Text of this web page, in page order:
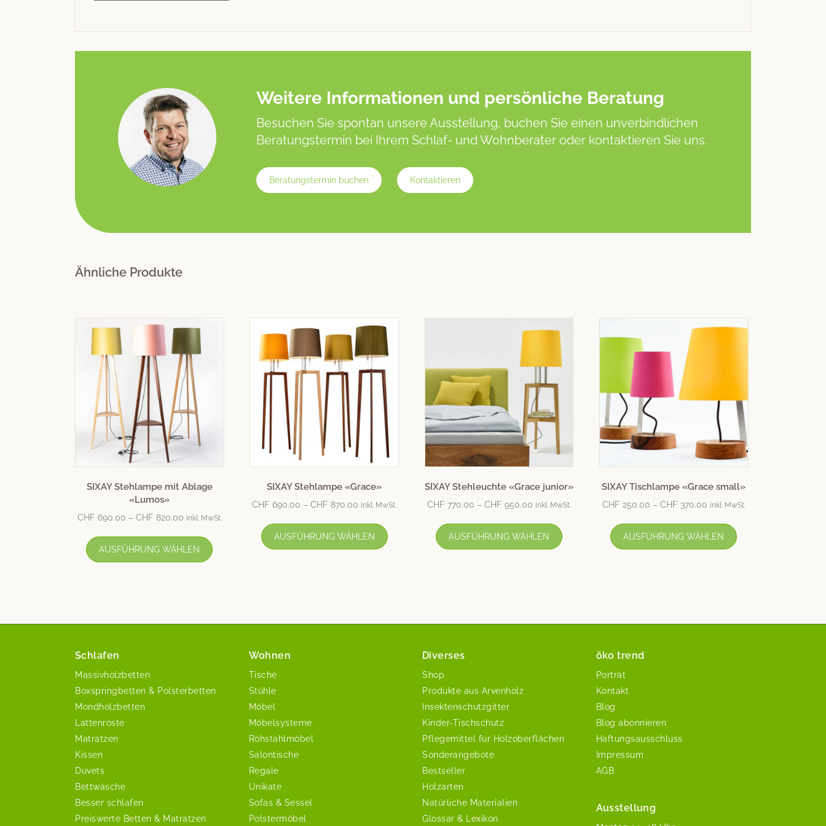
Weitere Informationen und persönliche Beratung
Besuchen Sie spontan unsere Ausstellung, buchen Sie einen unverbindlichen
Beratungstermin bei Ihrem Schlaf- und Wohnberater oder kontaktieren Sie uns.
Beratungstermin buchen Kontaktieren
Ähnliche Produkte
SIXAY Stehlampe mit Ablage
«Lumos»
CHF 690.00 – CHF 820.00 inkl. MwSt.
AUSFÜHRUNG WÄHLEN
SIXAY Stehlampe «Grace»
CHF 690.00 –CHF 870.00 inkl. MwSt.
AUSFÜHRUNG WÄHLEN
SIXAY Stehleuchte «Grace junior»
CHF 770.00 – CHF 950.00 inkl. MwSt.
AUSFÜHRUNG WÄHLEN
SIXAY Tischlampe «Grace small»
CHF 250.00 – CHF 370.00 inkl. MwSt.
AUSFÜHRUNG WÄHLEN
Schlafen
Massivholzbetten
Boxspringbetten & Polsterbetten
Mondholzbetten
Lattenroste
Matratzen
Kissen
Duvets
Bettwäsche
Besser schlafen
Preiswerte Betten & Matratzen
Wohnen
Tische
Stühle
Möbel
Möbelsysteme
Rohstahlmöbel
Salontische
Regale
Unikate
Sofas & Sessel
Polstermöbel
Diverses
Shop
Produkte aus Arvenholz
Insektenschutzgitter
Kinder-Tischschutz
Pflegemittel für Holzoberflächen
Sonderangebote
Bestseller
Holzarten
Natürliche Materialien
Glossar & Lexikon
öko trend
Porträt
Kontakt
Blog
Blog abonnieren
Haftungsausschluss
Impressum
AGB
Ausstellung